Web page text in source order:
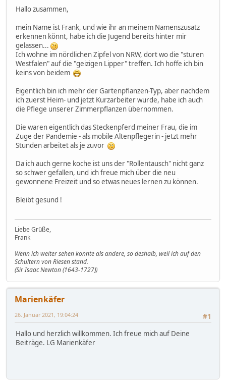
Hallo zusammen,
mein Name ist Frank, und wie ihr an meinem Namenszusatz
erkennen könnt, habe ich die Jugend bereits hinter mir
gelassen...
Ich wohne im nördlichen Zipfel von NRW, dort wo die "sturen
Westfalen" auf die "geizigen Lipper" treffen. Ich hoffe ich bin
keins von beidem
Eigentlich bin ich mehr der Gartenpflanzen-Typ, aber nachdem
ich zuerst Heim- und jetzt Kurzarbeiter wurde, habe ich auch
die Pflege unserer Zimmerpflanzen übernommen.
Die waren eigentlich das Steckenpferd meiner Frau, die im
Zuge der Pandemie - als mobile Altenpflegerin - jetzt mehr
Stunden arbeitet als je zuvor
Da ich auch gerne koche ist uns der "Rollentausch" nicht ganz
so schwer gefallen, und ich freue mich über die neu
gewonnene Freizeit und so etwas neues lernen zu können.
Bleibt gesund !
Liebe Grüße,
Frank
Wenn ich weiter sehen konnte als andere, so deshalb, weil ich auf den
Schultern von Riesen stand.
(Sir Isaac Newton (1643-1727))
Marienkäfer
#1
26. Januar 2021, 19:04:24
Hallo und herzlich willkommen. Ich freue mich auf Deine
Beiträge. LG Marienkäfer